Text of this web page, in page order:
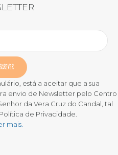
está a aceitar que a sua
envio de Newsletter pelo Centro
da Vera Cruz do Candal, tal
de Privacidade.
mais.